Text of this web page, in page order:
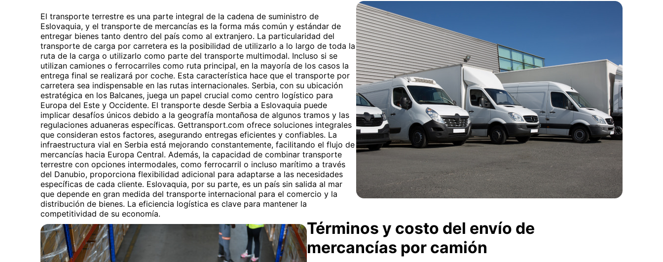
El transporte terrestre es una parte integral de la cadena de suministro de
Eslovaquia, y el transporte de mercancías es la forma más común y estándar de
entregar bienes tanto dentro del país como al extranjero. La particularidad del
transporte de carga por carretera es la posibilidad de utilizarlo a lo largo de toda la
ruta de la carga o utilizarlo como parte del transporte multimodal. Incluso si se
utilizan camiones o ferrocarriles como ruta principal, en la mayoría de los casos la
entrega final se realizará por coche. Esta característica hace que el transporte por
carretera sea indispensable en las rutas internacionales. Serbia, con su ubicación
estratégica en los Balcanes, juega un papel crucial como centro logístico para
Europa del Este y Occidente. El transporte desde Serbia a Eslovaquia puede
implicar desafíos únicos debido a la geografía montañosa de algunos tramos y las
regulaciones aduaneras específicas. Gettransport.com ofrece soluciones integrales
que consideran estos factores, asegurando entregas eficientes y confiables. La
infraestructura vial en Serbia está mejorando constantemente, facilitando el flujo de
mercancías hacia Europa Central. Además, la capacidad de combinar transporte
terrestre con opciones intermodales, como ferrocarril o incluso marítimo a través
del Danubio, proporciona flexibilidad adicional para adaptarse a las necesidades
específicas de cada cliente. Eslovaquia, por su parte, es un país sin salida al mar
que depende en gran medida del transporte internacional para el comercio y la
distribución de bienes. La eficiencia logística es clave para mantener la
competitividad de su economía.
Términos y costo del envío de
mercancías por camión